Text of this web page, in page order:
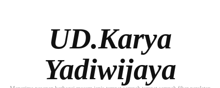
UD.Karya
Yadiwijaya